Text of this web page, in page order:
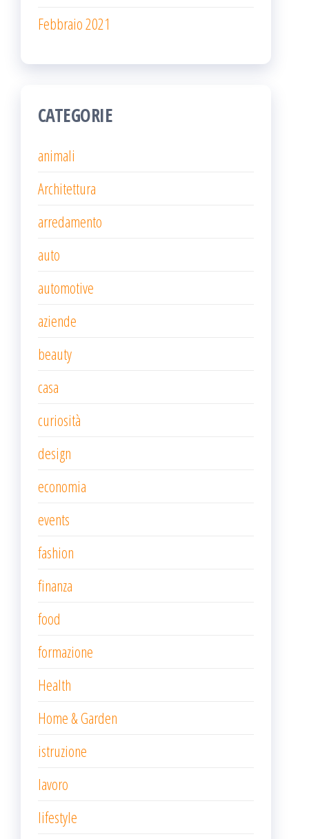
Febbraio 2021
CATEGORIE
animali
Architettura
arredamento
auto
automotive
aziende
beauty
casa
curiosità
design
economia
events
fashion
finanza
food
formazione
Health
Home & Garden
istruzione
lavoro
lifestyle